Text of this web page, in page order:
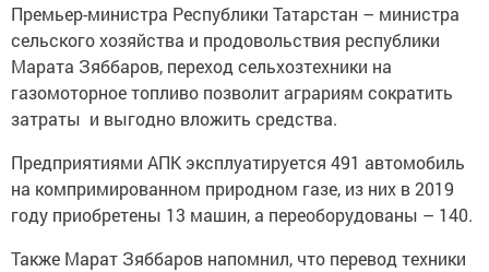
Премьер-министра Республики Татарстан – министра
сельского хозяйства и продовольствия республики
Марата Зяббаров, переход сельхозтехники на
газомоторное топливо позволит аграриям сократить
затраты и выгодно вложить средства.
Предприятиями АПК эксплуатируется 491 автомобиль
на компримированном природном газе, из них в 2019
году приобретены 13 машин, а переоборудованы – 140.
Также Марат Зяббаров напомнил, что перевод техники